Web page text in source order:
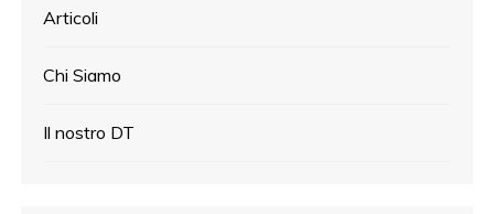
Articoli
Chi Siamo
Il nostro DT